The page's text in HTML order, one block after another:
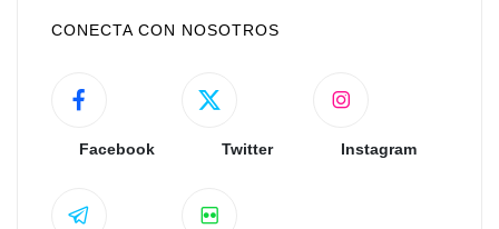
CONECTA CON NOSOTROS
Facebook Twitter Instagram